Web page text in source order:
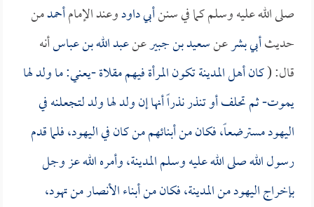
صلى الله عليه وسلم كما في سننأبي داودوعند الإمامأحمدمن
حديثأبي بشرعنسعيد بن جبيرعنعبد الله بن عباسأنه
قال: (كان أهل المدينة تكون المرأة فيهم مقلاة -يعني: ما ولد لها
يموت- ثم تحلف أو تنذر نذراً أنها إن ولد لها ولد لتجعلنه في
اليهود مسترضعاً، فكان من أبنائهم من كان في اليهود، فلما قدم
رسول الله صلى الله عليه وسلم المدينة، وأمره الله عز وجل
بإخراج اليهود من المدينة، فكان من أبناء الأنصار من تهود،